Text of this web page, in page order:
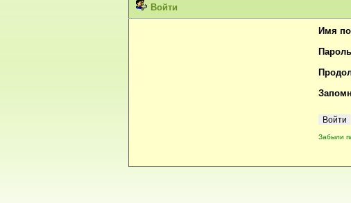
Войти
Имя
Забыли